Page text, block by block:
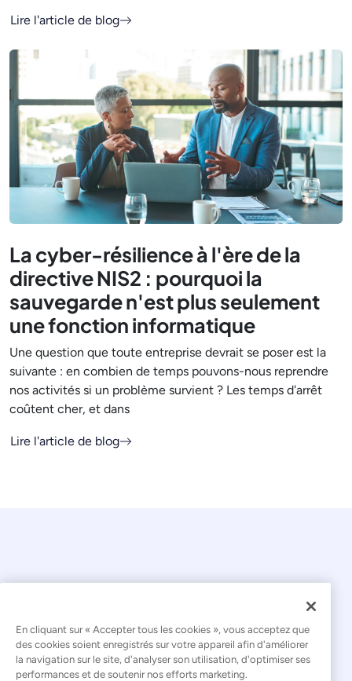
Lire l'article de blog
La cyber-résilience à l'ère de la
directive NIS2 : pourquoi la
sauvegarde n'est plus seulement
une fonction informatique
Une question que toute entreprise devrait se poser est la
suivante : en combien de temps pouvons-nous reprendre
nos activités si un problème survient ? Les temps d'arrêt
coûtent cher, et dans
Lire l'article de blog
© 2026 Kaseya. Tous droits réservés.
Français
En cliquant sur « Accepter tous les cookies », vous acceptez que
des cookies soient enregistrés sur votre appareil afin d'améliorer
la navigation sur le site, d'analyser son utilisation, d'optimiser ses
performances et de soutenir nos efforts marketing.